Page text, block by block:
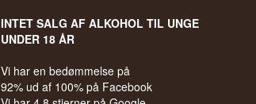
INTET SALG AF ALKOHOL TIL UNGE
UNDER 18 ÅR
Vi har en bedømmelse på
92% ud af 100% på Facebook